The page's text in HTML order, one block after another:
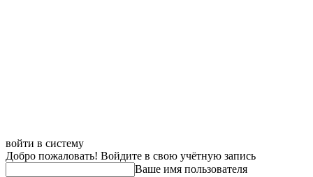
войти в систему
Добро пожаловать! Войдите в свою учётную запись
Ваше имя пользователя